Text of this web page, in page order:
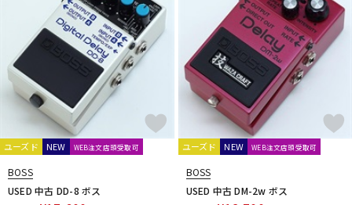
MAD PROFESSOR Maestro Manlay Sound
Mark Bass
Marshall
Masatone MASTERTONE MAXON
meris
Mesa Boogie
mid-fi electronics
Mission Engineering
Miura Guitars U.S.A.
MOD Audio MONO
Montreux
MOOER
Moridaira Morningstar FX
Mosrite
MUSIC WORKS
Musicom LAB MUTEC MU-TRON
Mythos Pedals
N
Noel
NUX
ユーズド NEW WEB注文店頭受取可
BOSS
USED 中古 DD-8 ボス
ユーズド NEW WEB注文店頭受取可
BOSS
USED 中古 DM-2w ボス